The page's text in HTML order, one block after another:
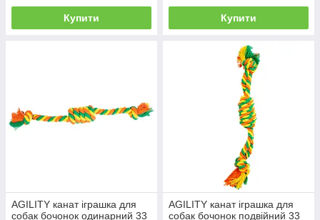
Купити Купити
AGILITY канат іграшка для
собак бочонок одинарний 33
AGILITY канат іграшка для
собак бочонок подвійний 33